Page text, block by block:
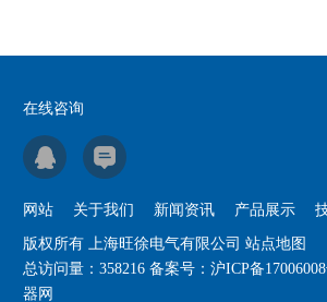
在线咨询
网站 关于我们 新闻资讯 产品展示
版权所有 上海旺徐电气有限公司 站点地图
总访问量： 358216 备案号： 沪ICP备
器网